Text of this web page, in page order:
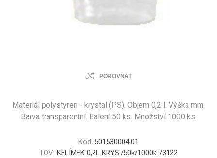
POROVNAT
Materiál polystyren - krystal (PS). Objem 0,2 l. Výška mm.
Barva transparentní. Balení 50 ks. Množství 1000 ks.
Kód: 501530004.01
TOV: KELÍMEK 0,2L KRYS./50k/1000k 73122